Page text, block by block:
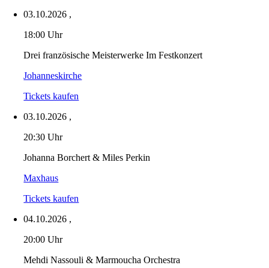
03.10.2026 ,
18:00 Uhr
Drei französische Meisterwerke Im Festkonzert
Johanneskirche
Tickets kaufen
03.10.2026 ,
20:30 Uhr
Johanna Borchert & Miles Perkin
Maxhaus
Tickets kaufen
04.10.2026 ,
20:00 Uhr
Mehdi Nassouli & Marmoucha Orchestra